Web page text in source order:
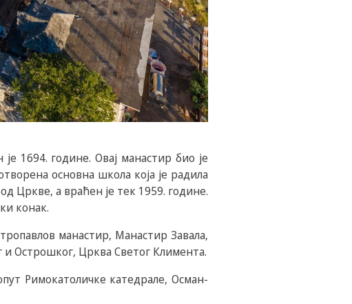
1694. године. Овај манастир био је
основна школа која је радила
Цркве, а враћен је тек 1959. године.
конак.
манастир, Манастир Завала,
Острошког, Црква Светог Климента.
Римокатоличке катедрале, Осман-